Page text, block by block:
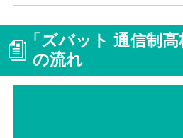
「ズバット 通信制高
の流れ